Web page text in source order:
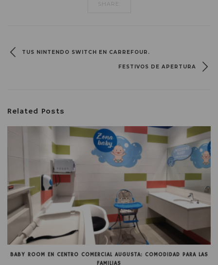
SHARE:
TUS NINTENDO SWITCH EN CARREFOUR.
FESTIVOS DE APERTURA
Related Posts
BABY ROOM EN CENTRO COMERCIAL AUGUSTA: COMODIDAD PARA LAS
FAMILIAS